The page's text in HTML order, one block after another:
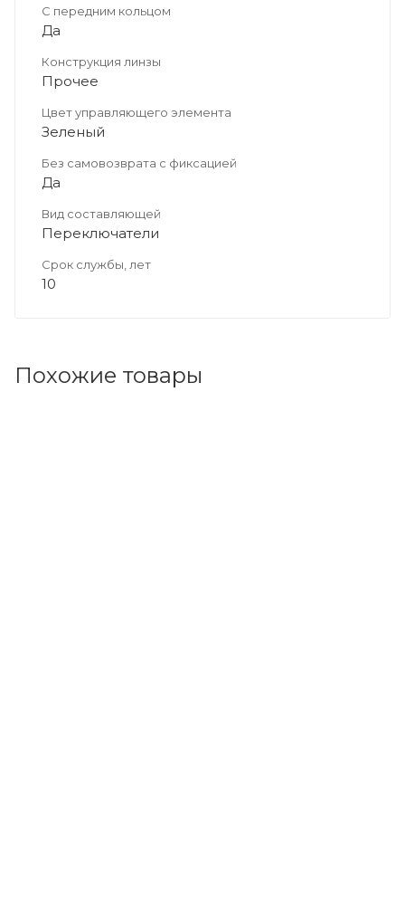
С передним кольцом
Да
Конструкция линзы
Прочее
Цвет управляющего элемента
Зеленый
Без самовозврата с фиксацией
Да
Вид составляющей
Переключатели
Срок службы, лет
10
Похожие товары